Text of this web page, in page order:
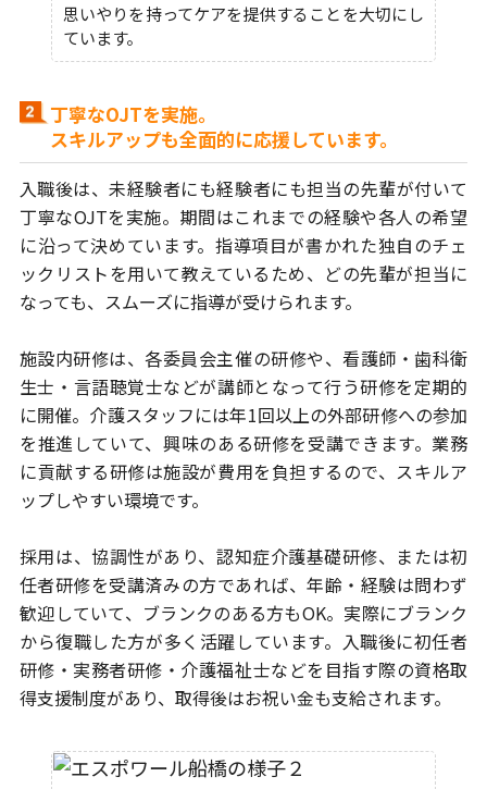
思いやりを持ってケアを提供することを大切にし
ています。
丁寧なOJTを実施。
スキルアップも全面的に応援しています。
入職後は、未経験者にも経験者にも担当の先輩が付いて
丁寧なOJTを実施。期間はこれまでの経験や各人の希望
に沿って決めています。 指導項目が書かれた独自のチェ
ックリストを用いて教えているため、 どの先輩が担当に
なっても、スムーズに指導が受けられます。
施設内研修は、各委員会主催の研修や、看護師・歯科衛
生士・言語聴覚士などが講師となって行う研修を定期的
に開催。介護スタッフには年1回以上の外部研修への参加
を推進していて、興味のある研修を受講できます。業務
に貢献する研修は施設が費用を負担するので、スキルア
ップしやすい環境です。
採用は、協調性があり、認知症介護基礎研修、または初
任者研修を受講済みの方であれば、年齢・経験は問わず
歓迎していて、ブランクのある方もOK。実際にブランク
から復職した方が多く活躍しています。 入職後に初任者
研修・実務者研修・介護福祉士などを目指す際の資格取
得支援制度があり、取得後はお祝い金も支給されます。